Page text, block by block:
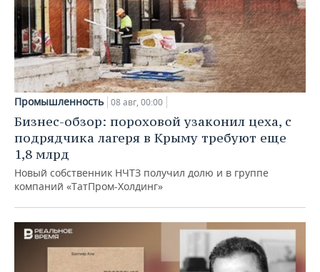
Промышленность 08 авг, 00:00
Бизнес-обзор: пороховой узаконил цеха, с
подрядчика лагеря в Крыму требуют еще
1,8 млрд
Новый собственник НЧТЗ получил долю и в группе
компаний «ТатПром-Холдинг»